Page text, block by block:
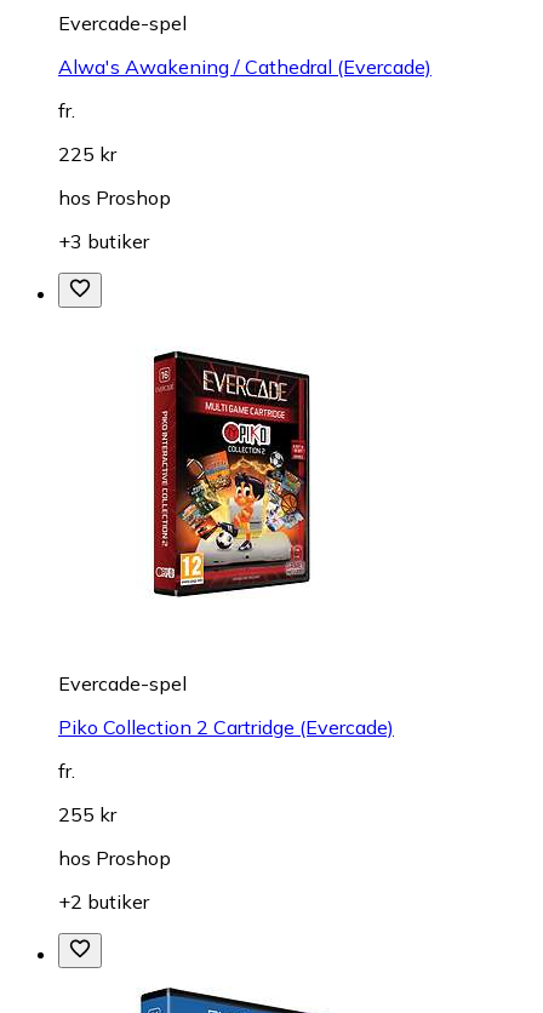
Evercade-spel
Alwa's Awakening / Cathedral (Evercade)
fr.
225 kr
hos Proshop
+3 butiker
Evercade-spel
Piko Collection 2 Cartridge (Evercade)
fr.
255 kr
hos Proshop
+2 butiker